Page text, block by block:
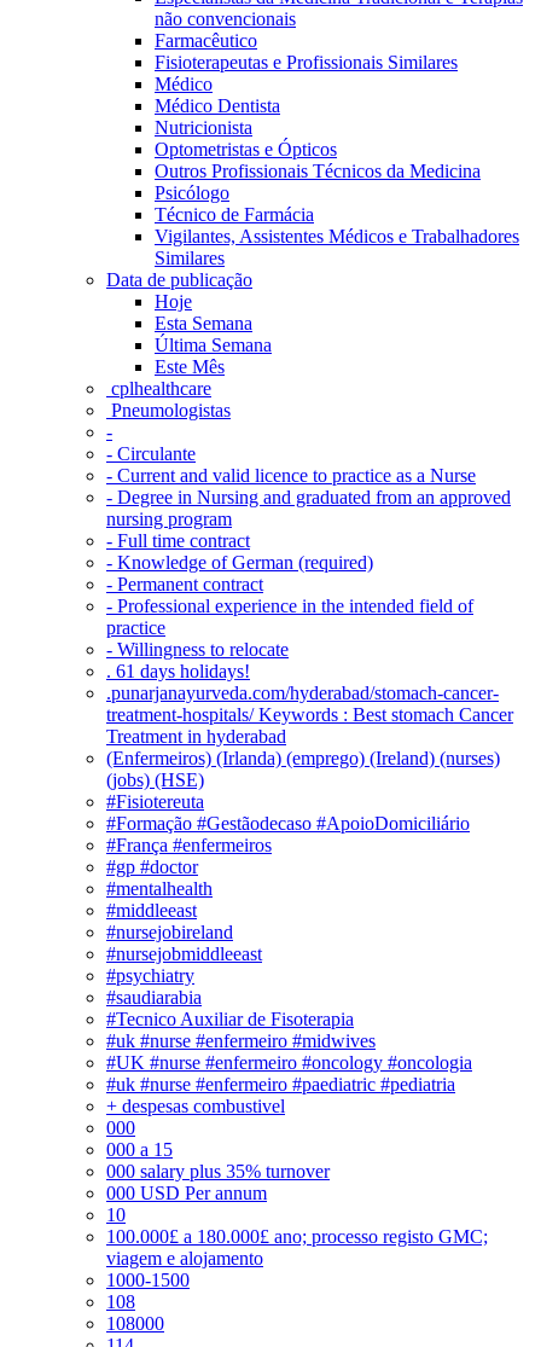
não convencionais
Farmacêutico
Fisioterapeutas e Profissionais Similares
Médico
Médico Dentista
Nutricionista
Optometristas e Ópticos
Outros Profissionais Técnicos da Medicina
Psicólogo
Técnico de Farmácia
Vigilantes, Assistentes Médicos e Trabalhadores
Similares
Data de publicação
Hoje
Esta Semana
Última Semana
Este Mês
‎ cplhealthcare‬
Pneumologistas
-
- Circulante
- Current and valid licence to practice as a Nurse
- Degree in Nursing and graduated from an approved
nursing program
- Full time contract
- Knowledge of German (required)
- Permanent contract
- Professional experience in the intended field of
practice
- Willingness to relocate
. 61 days holidays!
.punarjanayurveda.com/hyderabad/stomach-cancer-
treatment-hospitals/ Keywords : Best stomach Cancer
Treatment in hyderabad
(Enfermeiros) (Irlanda) (emprego) (Ireland) (nurses)
(jobs) (HSE)
#Fisiotereuta
#Formação #Gestãodecaso #ApoioDomiciliário
#França #enfermeiros
#gp #doctor
#mentalhealth
#middleeast
#nursejobireland
#nursejobmiddleeast
#psychiatry
#saudiarabia
#Tecnico Auxiliar de Fisoterapia
#uk #nurse #enfermeiro #midwives
#UK #nurse #enfermeiro #oncology #oncologia
#uk #nurse #enfermeiro #paediatric #pediatria
+ despesas combustivel
000
000 a 15
000 salary plus 35% turnover
000 USD Per annum
10
100.000£ a 180.000£ ano; processo registo GMC;
viagem e alojamento
1000-1500
108
108000